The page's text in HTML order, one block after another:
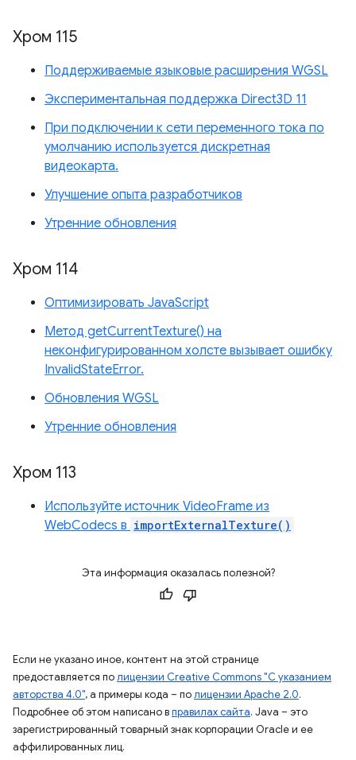
Хром 115
Поддерживаемые языковые расширения WGSL
Экспериментальная поддержка Direct3D 11
При подключении к сети переменного тока по
умолчанию используется дискретная
видеокарта.
Улучшение опыта разработчиков
Утренние обновления
Хром 114
Оптимизировать JavaScript
Метод getCurrentTexture() на
неконфигурированном холсте вызывает ошибку
InvalidStateError.
Обновления WGSL
Утренние обновления
Хром 113
Используйте источник VideoFrame из
WebCodecs в importExternalTexture()
Эта информация оказалась полезной?
Если не указано иное, контент на этой странице
предоставляется полицензии Creative Commons "С указанием
авторства 4.0", а примеры кода – полицензии Apache 2.0.
Подробнее об этом написано вправилах сайта. Java – это
зарегистрированный товарный знак корпорации Oracle и ее
аффилированных лиц.